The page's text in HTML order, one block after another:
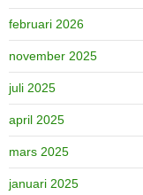
februari 2026
november 2025
juli 2025
april 2025
mars 2025
januari 2025